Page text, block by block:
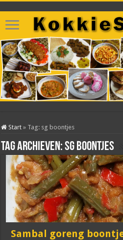
Start » Tag: sg boontjes
Tag archieven:sg boontjes
Sambal goreng